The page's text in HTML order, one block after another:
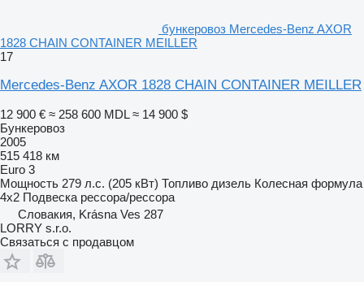
бункеровоз Mercedes-Benz AXOR
1828 CHAIN CONTAINER MEILLER
17
Mercedes-Benz AXOR 1828 CHAIN CONTAINER MEILLER
12 900 € ≈ 258 600 MDL ≈ 14 900 $
Бункеровоз
2005
515 418 км
Euro 3
Мощность 279 л.с. (205 кВт) Топливо дизель Колесная формула
4x2 Подвеска рессора/рессора
Словакия, Krásna Ves 287
LORRY s.r.o.
Связаться с продавцом